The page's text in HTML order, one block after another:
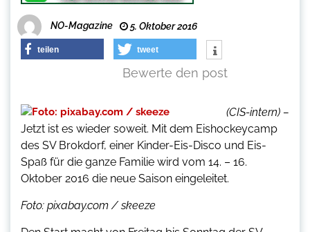
NO-Magazine 5. Oktober 2016
teilen tweet
Bewerte den post
(CIS-intern) –
Jetzt ist es wieder soweit. Mit dem Eishockeycamp
des SV Brokdorf, einer Kinder-Eis-Disco und Eis-
Spaß für die ganze Familie wird vom 14. – 16.
Oktober 2016 die neue Saison eingeleitet.
Foto: pixabay.com / skeeze